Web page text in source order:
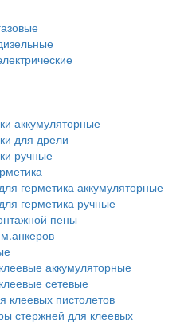
аккумуляторные
для дрели
ручные
герметика аккумуляторные
герметика ручные
пены
аккумуляторные
сетевые
клеевых пистолетов
стержней для клеевых